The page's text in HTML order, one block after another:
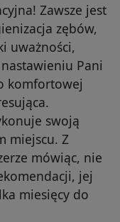
Zawsze jest
zębów,
uważności,
Pani
komfortowej
swoją
miejscu. Z
mówiąc, nie
jej
miesięcy do